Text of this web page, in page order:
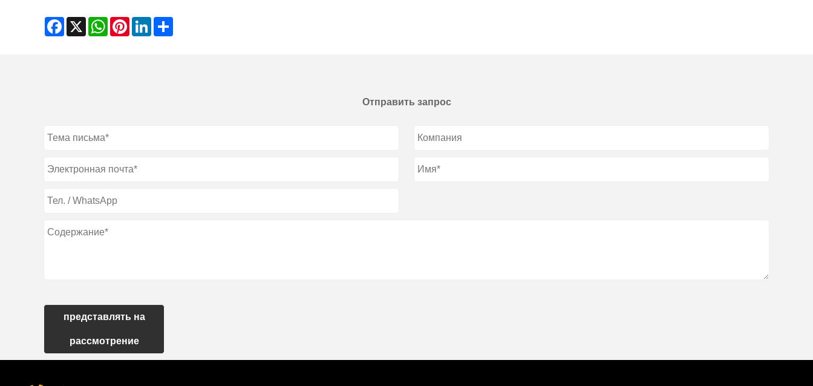
Facebook
X WhatsAppPinterestLinkedIn
Отправить запрос
представлять на
рассмотрение